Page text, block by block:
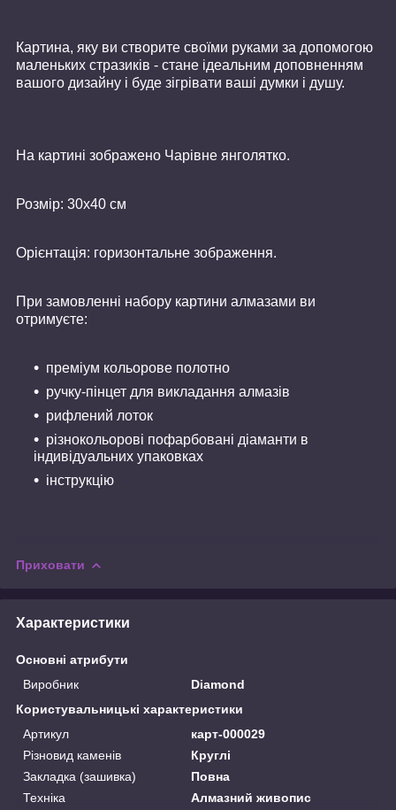
Картина, яку ви створите своїми руками за допомогою
маленьких стразиків - стане ідеальним доповненням
вашого дизайну і буде зігрівати ваші думки і душу.
На картині зображено Чарівне янголятко.
Розмір: 30х40 см
Орієнтація: горизонтальне зображення.
При замовленні набору картини алмазами ви
отримуєте:
преміум кольорове полотно
ручку-пінцет для викладання алмазів
рифлений лоток
різнокольорові пофарбовані діаманти в
індивідуальних упаковках
інструкцію
Приховати
Характеристики
Основні атрибути
Виробник
Diamond
Користувальницькі характеристики
Артикул
карт-000029
Різновид каменів
Круглі
Закладка (зашивка)
Повна
Техніка
Алмазний живопис